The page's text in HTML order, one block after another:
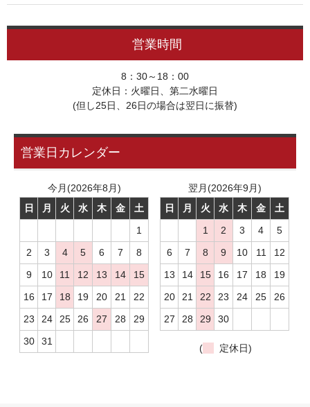
営業時間
8：30～18：00
定休日：火曜日、第二水曜日
(但し25日、26日の場合は翌日に振替)
営業日カレンダー
今月(2026年8月)
日
月 火 水 木 金
土
1
2
3 4 5 6 7
8
9
10 11 12 13 14
15
16
17 18 19 20 21
22
23
24 25 26 27 28
29
30
31
翌月(2026年9月)
日
月 火 水 木 金
土
1
2 3 4
5
6
7 8 9 10 11
12
13
14 15 16 17 18
19
20
21 22 23 24 25
26
27
28 29 30
( 定休日)